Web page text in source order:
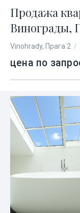
Продажа
Винограды,
Vinohrady, Прага 2 /
цена по